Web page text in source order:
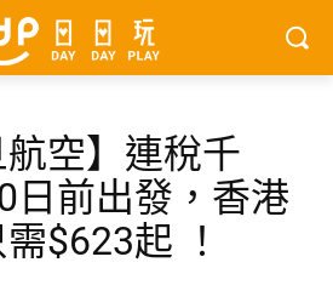
航空】連稅千
日前出發，香港
$623起 ！